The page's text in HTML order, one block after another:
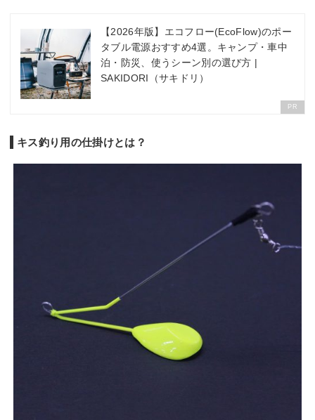
【2026年版】エコフロー(EcoFlow)のポー
タブル電源おすすめ4選。キャンプ・車中
泊・防災、使うシーン別の選び方 |
SAKIDORI（サキドリ）
PR
キス釣り用の仕掛けとは？